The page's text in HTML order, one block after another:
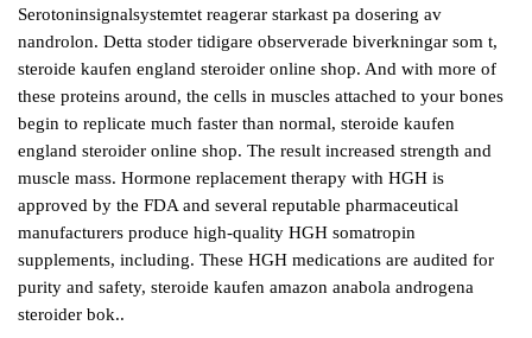
Serotoninsignalsystemtet reagerar starkast pa dosering av
nandrolon. Detta stoder tidigare observerade biverkningar som t,
steroide kaufen england steroider online shop. And with more of
these proteins around, the cells in muscles attached to your bones
begin to replicate much faster than normal, steroide kaufen
england steroider online shop. The result increased strength and
muscle mass. Hormone replacement therapy with HGH is
approved by the FDA and several reputable pharmaceutical
manufacturers produce high-quality HGH somatropin
supplements, including. These HGH medications are audited for
purity and safety, steroide kaufen amazon anabola androgena
steroider bok..